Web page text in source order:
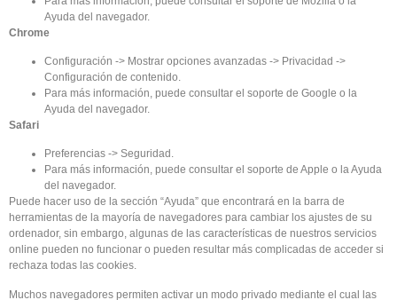
Ayuda del navegador.
Chrome
Configuración -> Mostrar opciones avanzadas -> Privacidad ->
Configuración de contenido.
Para más información, puede consultar el soporte de Google o la
Ayuda del navegador.
Safari
Preferencias -> Seguridad.
Para más información, puede consultar el soporte de Apple o la Ayuda
del navegador.
Puede hacer uso de la sección “Ayuda” que encontrará en la barra de
herramientas de la mayoría de navegadores para cambiar los ajustes de su
ordenador, sin embargo, algunas de las características de nuestros servicios
online pueden no funcionar o pueden resultar más complicadas de acceder si
rechaza todas las cookies.
Muchos navegadores permiten activar un modo privado mediante el cual las